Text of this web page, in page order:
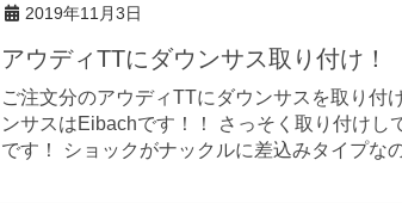
2019年11月3日
アウディTTにダウンサス取り付け！
ご注文分のアウディTTにダウンサスを取り付
ンサスはEibachです！！ さっそく取り付けし
です！ ショックがナックルに差込みタイプな